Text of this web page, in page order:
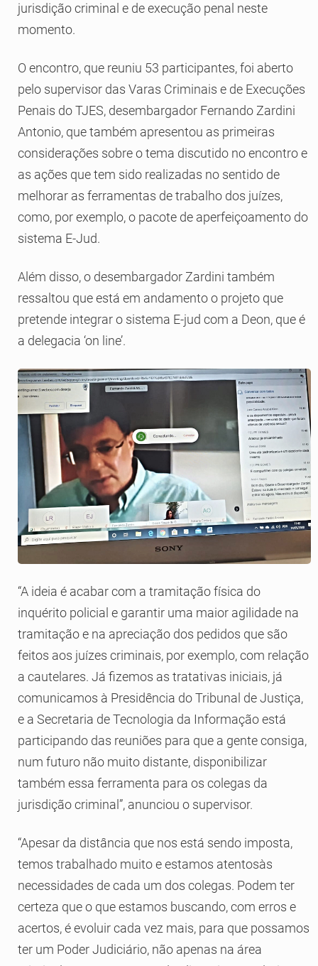
jurisdição criminal e de execução penal neste
momento.
O encontro, que reuniu 53 participantes, foi aberto
pelo supervisor das Varas Criminais e de Execuções
Penais do TJES, desembargador Fernando Zardini
Antonio, que também apresentou as primeiras
considerações sobre o tema discutido no encontro e
as ações que tem sido realizadas no sentido de
melhorar as ferramentas de trabalho dos juízes,
como, por exemplo, o pacote de aperfeiçoamento do
sistema E-Jud.
Além disso, o desembargador Zardini também
ressaltou que está em andamento o projeto que
pretende integrar o sistema E-jud com a Deon, que é
a delegacia ‘on line’.
“A ideia é acabar com a tramitação física do
inquérito policial e garantir uma maior agilidade na
tramitação e na apreciação dos pedidos que são
feitos aos juízes criminais, por exemplo, com relação
a cautelares. Já fizemos as tratativas iniciais, já
comunicamos à Presidência do Tribunal de Justiça,
e a Secretaria de Tecnologia da Informação está
participando das reuniões para que a gente consiga,
num futuro não muito distante, disponibilizar
também essa ferramenta para os colegas da
jurisdição criminal”, anunciou o supervisor.
“Apesar da distância que nos está sendo imposta,
temos trabalhado muito e estamos atentosàs
necessidades de cada um dos colegas. Podem ter
certeza que o que estamos buscando, com erros e
acertos, é evoluir cada vez mais, para que possamos
ter um Poder Judiciário, não apenas na área